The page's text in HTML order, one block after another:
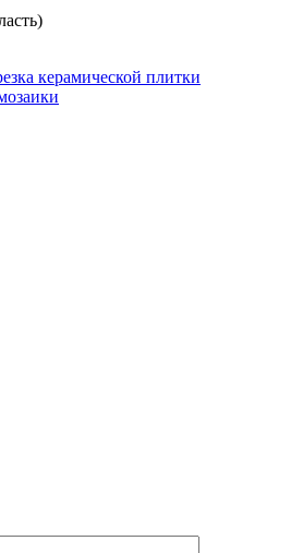
керамической плитки